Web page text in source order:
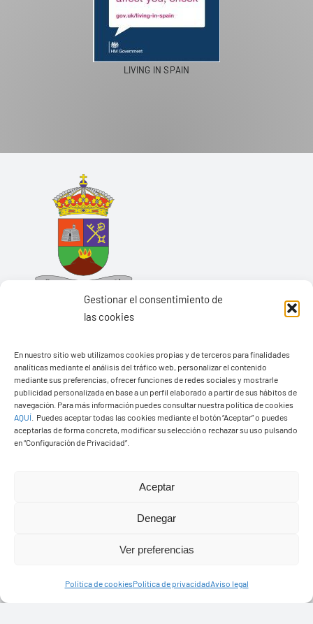
Gestionar el consentimiento de
las cookies
En nuestro sitio web utilizamos cookies propias y de terceros para finalidades
analíticas mediante el análisis del tráfico web, personalizar el contenido
mediante sus preferencias, ofrecer funciones de redes sociales y mostrarle
publicidad personalizada en base a un perfil elaborado a partir de sus hábitos de
navegación. Para más información puedes consultar nuestra política de cookies
AQUÍ
Puedes aceptar todas las cookies mediante el botón “Aceptar” o puedes
aceptarlas de forma concreta, modificar su selección o rechazar su uso pulsando
en “Configuración de Privacidad”.
Aceptar
Denegar
Ver preferencias
Política de cookiesPolítica de privacidadAviso legal
LIVING IN SPAIN
Ayuntamiento de Yaiza
Pza. de Los Remedios, 1
35570 – Yaiza
Tel:928 83 62 20
© Copyright2026 Ayuntamiento de Yaiza - Todos los